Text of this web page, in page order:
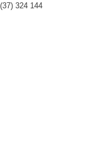
324 144